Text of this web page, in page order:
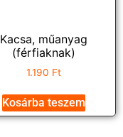
Kacsa, műanyag
(férfiaknak)
1.190 Ft
Kosárba teszem